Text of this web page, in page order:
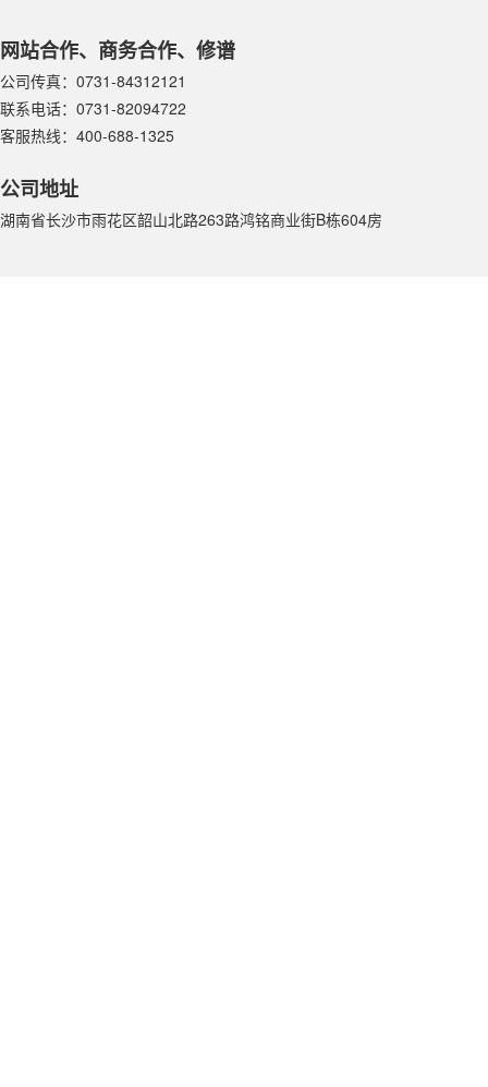
网站合作、商务合作、修谱
公司传真：0731-84312121
联系电话：0731-82094722
客服热线：400-688-1325
公司地址
湖南省长沙市雨花区韶山北路263路鸿铭商业街B栋604房